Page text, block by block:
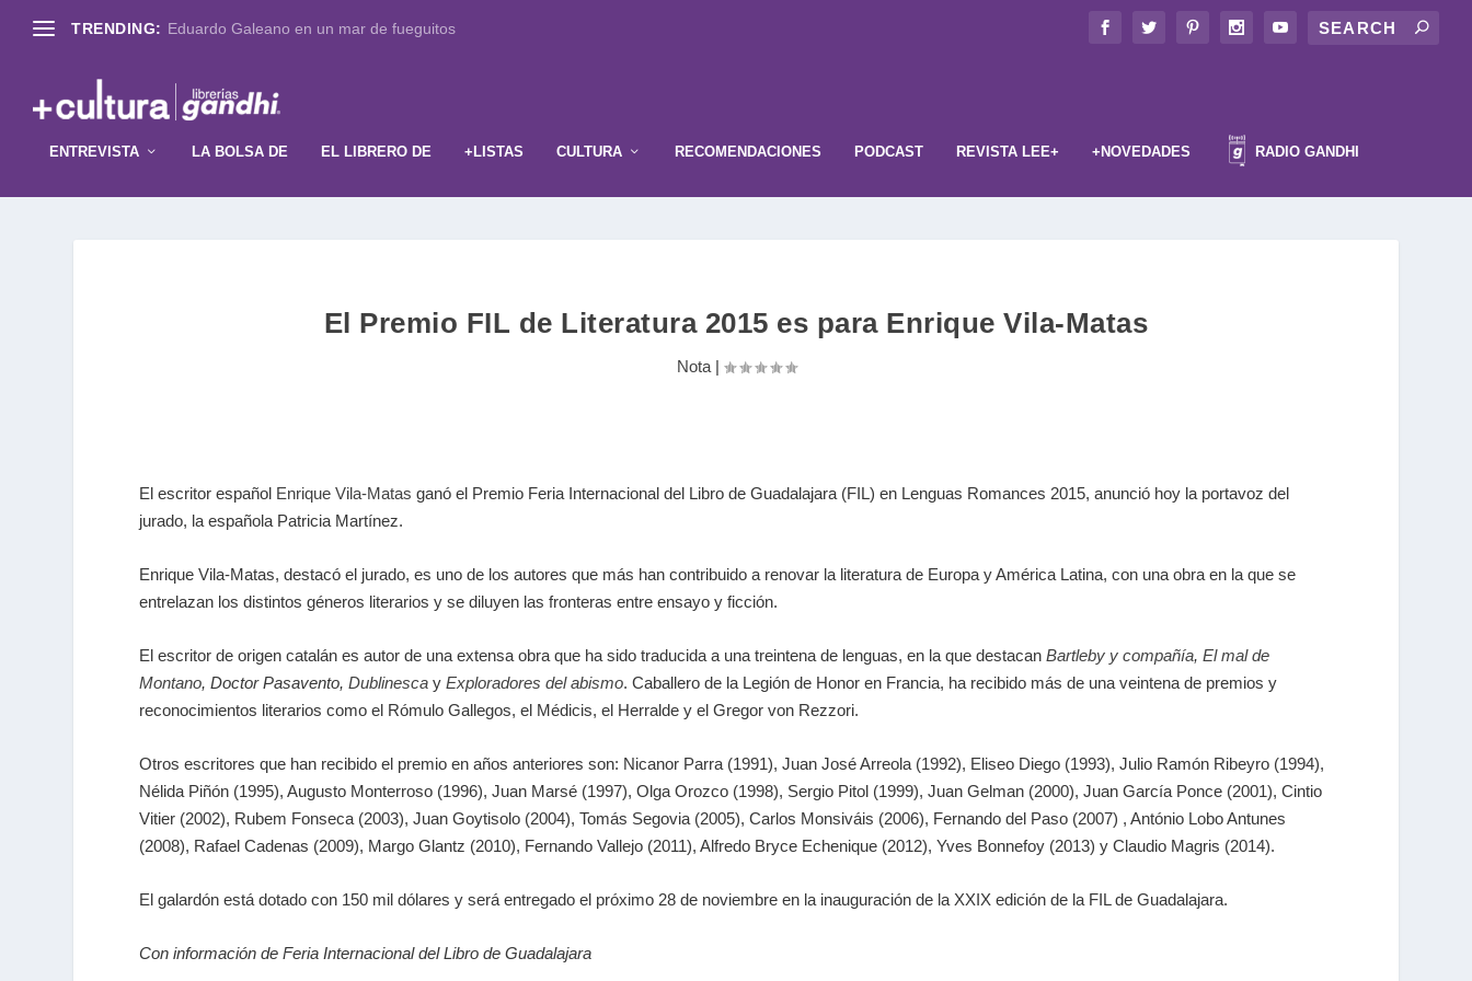
TRENDING: Eduardo Galeano en un mar de fueguitos
ENTREVISTA LA BOLSA DE EL LIBRERO DE +LISTAS CULTURA RECOMENDACIONES PODCAST REVISTA LEE+ +NOVEDADES RADIO GANDHI
El Premio FIL de Literatura 2015 es para Enrique Vila-Matas
Nota|
El escritor español Enrique Vila-Matas ganó el Premio Feria Internacional del Libro de Guadalajara (FIL) en Lenguas Romances 2015, anunció hoy la portavoz del
jurado, la española Patricia Martínez.
Enrique Vila-Matas, destacó el jurado, es uno de los autores que más han contribuido a renovar la literatura de Europa y América Latina, con una obra en la que se
entrelazan los distintos géneros literarios y se diluyen las fronteras entre ensayo y ficción.
El escritor de origen catalán es autor de una extensa obra que ha sido traducida a una treintena de lenguas, en la que destacan Bartleby y compañía,El mal de
Montano, Doctor Pasavento,Dublinesca yExploradores del abismo. Caballero de la Legión de Honor en Francia, ha recibido más de una veintena de premios y
reconocimientos literarios como el Rómulo Gallegos, el Médicis, el Herralde y el Gregor von Rezzori.
Otros escritores que han recibido el premio en años anteriores son: Nicanor Parra (1991), Juan José Arreola (1992), Eliseo Diego (1993), Julio Ramón Ribeyro (1994),
Nélida Piñón (1995), Augusto Monterroso (1996), Juan Marsé (1997), Olga Orozco (1998), Sergio Pitol (1999), Juan Gelman (2000), Juan García Ponce (2001), Cintio
Vitier (2002), Rubem Fonseca (2003), Juan Goytisolo (2004), Tomás Segovia (2005), Carlos Monsiváis (2006), Fernando del Paso (2007) , António Lobo Antunes
(2008), Rafael Cadenas (2009), Margo Glantz (2010), Fernando Vallejo (2011), Alfredo Bryce Echenique (2012), Yves Bonnefoy (2013) y Claudio Magris (2014).
El galardón está dotado con 150 mil dólares y será entregado el próximo 28 de noviembre en la inauguración de la XXIX edición de la FIL de Guadalajara.
Con información de Feria Internacional del Libro de Guadalajara